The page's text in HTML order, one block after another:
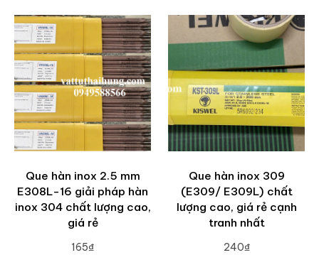
Que hàn inox 2.5 mm
E308L-16 giải pháp hàn
inox 304 chất lượng cao,
giá rẻ
165₫
Que hàn inox 309
(E309/ E309L) chất
lượng cao, giá rẻ cạnh
tranh nhất
240₫